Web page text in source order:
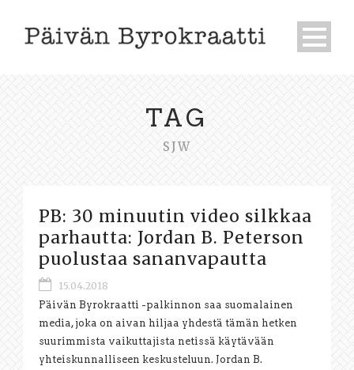
TAG
SJW
PB: 30 minuutin video silkkaa
parhautta: Jordan B. Peterson
puolustaa sananvapautta
15.04.2018
Päivän Byrokraatti -palkinnon saa suomalainen
media, joka on aivan hiljaa yhdestä tämän hetken
suurimmista vaikuttajista netissä käytävään
yhteiskunnalliseen keskusteluun. Jordan B.